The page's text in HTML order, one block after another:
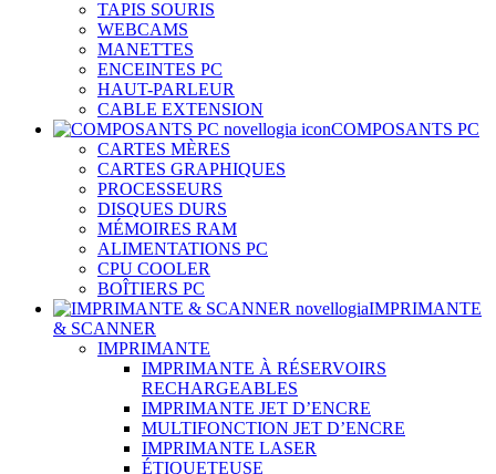
TAPIS SOURIS
WEBCAMS
MANETTES
ENCEINTES PC
HAUT-PARLEUR
CABLE EXTENSION
COMPOSANTS PC
CARTES MÈRES
CARTES GRAPHIQUES
PROCESSEURS
DISQUES DURS
MÉMOIRES RAM
ALIMENTATIONS PC
CPU COOLER
BOÎTIERS PC
IMPRIMANTE
& SCANNER
IMPRIMANTE
IMPRIMANTE À RÉSERVOIRS
RECHARGEABLES
IMPRIMANTE JET D’ENCRE
MULTIFONCTION JET D’ENCRE
IMPRIMANTE LASER
ÉTIQUETEUSE